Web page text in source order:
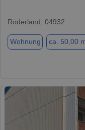
Röderland, 04932
Wohnung ca. 50,00